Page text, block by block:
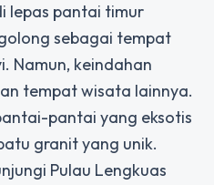
lepas pantai timur
sebagai tempat
Namun, keindahan
tempat wisata lainnya.
pantai yang eksotis
granit yang unik.
Pulau Lengkuas